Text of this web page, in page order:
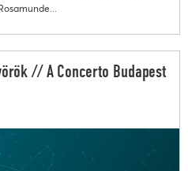
// A Concerto Budapest